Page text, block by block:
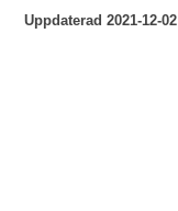
Uppdaterad2021-12-02